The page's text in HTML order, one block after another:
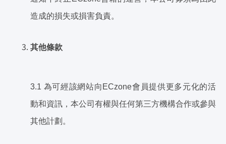
造成的損失或損害負責。
其他條款
3.1 為可經該網站向ECzone會員提供更多元化的活
動和資訊，本公司有權與任何第三方機構合作或參與
其他計劃。